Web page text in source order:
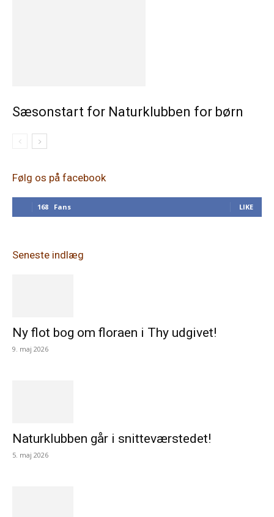
Sæsonstart for Naturklubben for børn
Følg os på facebook
168 Fans LIKE
Seneste indlæg
Ny flot bog om floraen i Thy udgivet!
9. maj 2026
Naturklubben går i snitteværstedet!
5. maj 2026